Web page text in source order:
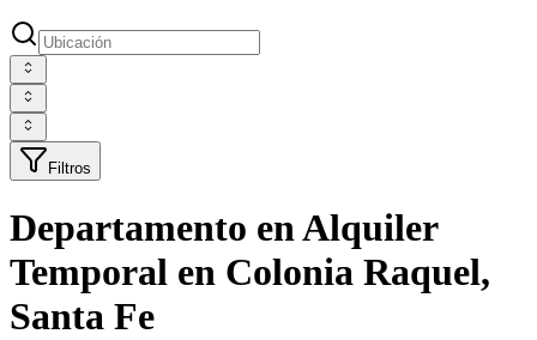
Filtros
Departamento en Alquiler
Temporal en Colonia Raquel,
Santa Fe